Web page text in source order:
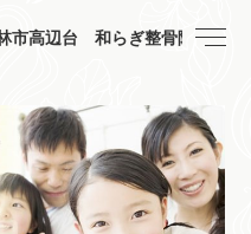
市高辺台 和らぎ整骨院